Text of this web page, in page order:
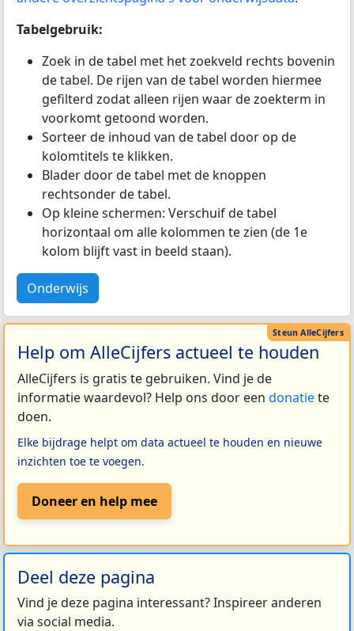
Tabelgebruik:
Zoek in de tabel met het zoekveld rechts bovenin
de tabel. De rijen van de tabel worden hiermee
gefilterd zodat alleen rijen waar de zoekterm in
voorkomt getoond worden.
Sorteer de inhoud van de tabel door op de
kolomtitels te klikken.
Blader door de tabel met de knoppen
rechtsonder de tabel.
Op kleine schermen: Verschuif de tabel
horizontaal om alle kolommen te zien (de 1e
kolom blijft vast in beeld staan).
Onderwijs
Help om AlleCijfers actueel te houden
AlleCijfers is gratis te gebruiken. Vind je de
informatie waardevol? Help ons door een donatiete
doen.
Elke bijdrage helpt om data actueel te houden en nieuwe
inzichten toe te voegen.
Doneer en help mee
Deel deze pagina
Vind je deze pagina interessant? Inspireer anderen
via social media.